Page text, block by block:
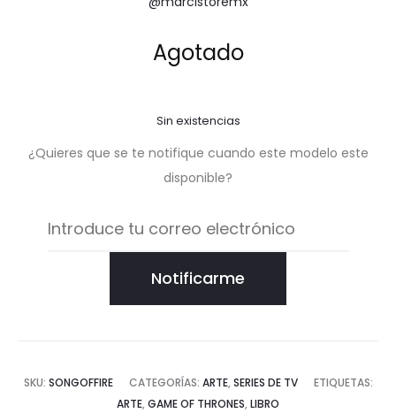
Agotado
Sin existencias
¿Quieres que se te notifique cuando este modelo este
disponible?
Notificarme
SKU: SONGOFFIRE CATEGORÍAS: ARTE, SERIES DE TV
ETIQUETAS:
ARTE, GAME OF THRONES, LIBRO